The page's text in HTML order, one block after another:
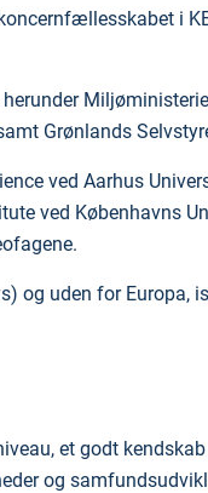
i
Grønlands
ved Aarhus
ved Københavns
og uden for Europa,
et godt
og